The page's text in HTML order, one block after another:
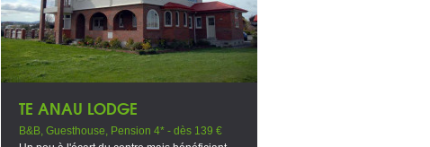
TE ANAU LODGE
B&B, Guesthouse, Pension 4* - dès 139 €